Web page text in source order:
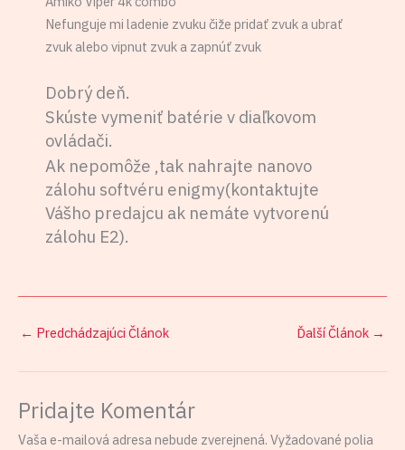
Nefunguje mi ladenie zvuku čiže pridať zvuk a ubrať
zvuk alebo vipnut zvuk a zapnúť zvuk
Dobrý deň.
Skúste vymeniť batérie v diaľkovom
ovládači.
Ak nepomôže ,tak nahrajte nanovo
zálohu softvéru enigmy(kontaktujte
Vášho predajcu ak nemáte vytvorenú
zálohu E2).
← Predchádzajúci Článok Ďalší Článok →
Pridajte Komentár
Vaša e-mailová adresa nebude zverejnená. Vyžadované polia